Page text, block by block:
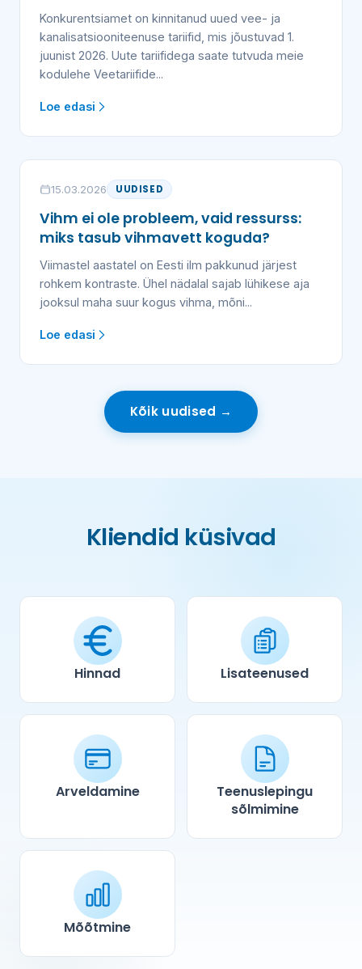
Konkurentsiamet on kinnitanud uued vee- ja
kanalisatsiooniteenuse tariifid, mis jõustuvad 1.
juunist 2026. Uute tariifidega saate tutvuda meie
kodulehe Veetariifide...
Loe edasi
15.03.2026 UUDISED
Vihm ei ole probleem, vaid ressurss:
miks tasub vihmavett koguda?
Viimastel aastatel on Eesti ilm pakkunud järjest
rohkem kontraste. Ühel nädalal sajab lühikese aja
jooksul maha suur kogus vihma, mõni...
Loe edasi
Kõik uudised →
Kliendid küsivad
Hinnad Lisateenused
Arveldamine
Teenuslepingu
sõlmimine
Mõõtmine